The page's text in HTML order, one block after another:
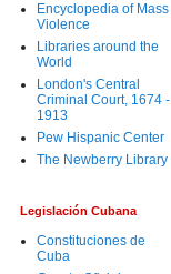
Encyclopedia of Mass
Violence
Libraries around the
World
London's Central
Criminal Court, 1674 -
1913
Pew Hispanic Center
The Newberry Library
Legislación Cubana
Constituciones de
Cuba